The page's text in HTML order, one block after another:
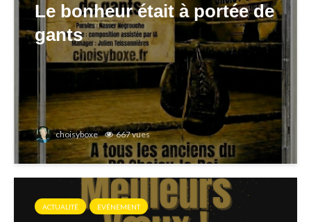
Le bonheur était à portée de
gants
choisyboxe 667 vues
ACTUALITÉ EVÉNEMENT